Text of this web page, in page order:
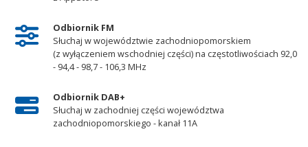
Odbiornik FM
Słuchaj w województwie zachodniopomorskiem
(z wyłączeniem wschodniej części) na częstotliwościach 92,0
- 94,4 - 98,7 - 106,3 MHz
Odbiornik DAB+
Słuchaj w zachodniej części województwa
zachodniopomorskiego - kanał 11A